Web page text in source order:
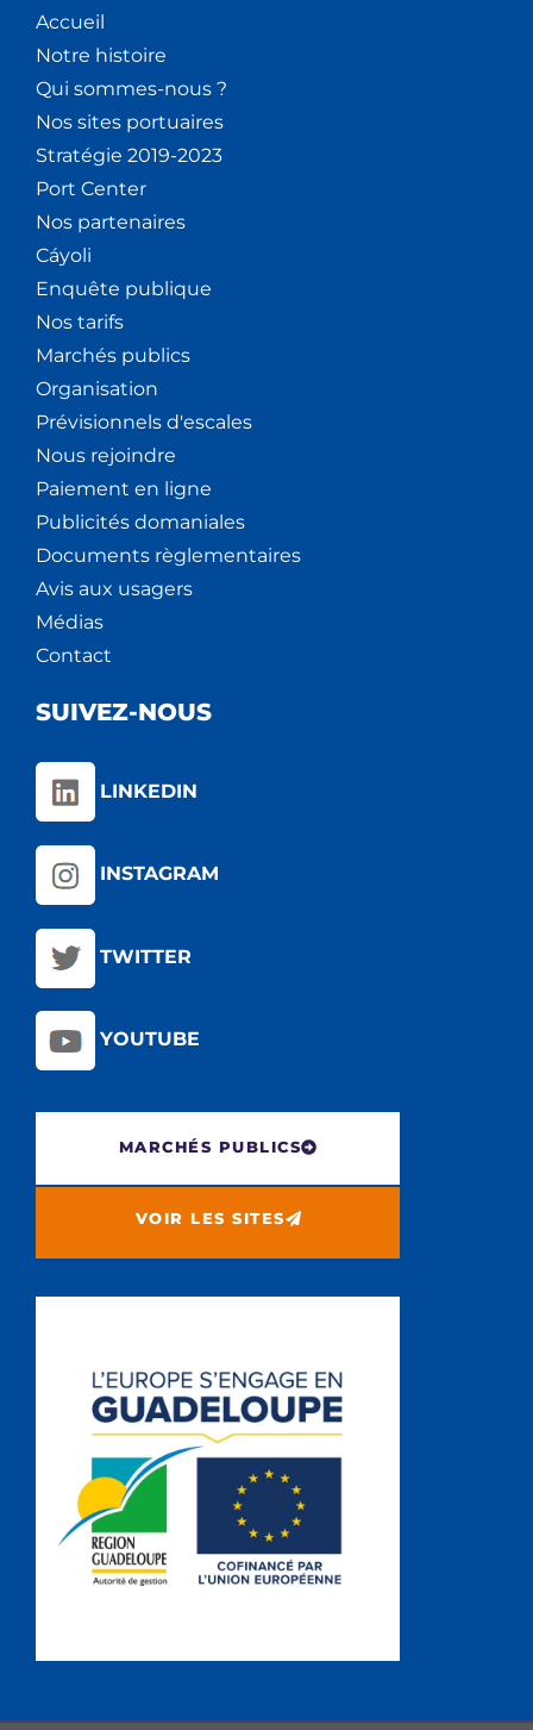
Accueil
Notre histoire
Qui sommes-nous ?
Nos sites portuaires
Stratégie 2019-2023
Port Center
Nos partenaires
Cáyoli
Enquête publique
Nos tarifs
Marchés publics
Organisation
Prévisionnels d'escales
Nous rejoindre
Paiement en ligne
Publicités domaniales
Documents règlementaires
Avis aux usagers
Médias
Contact
SUIVEZ-NOUS
LINKEDIN
INSTAGRAM
TWITTER
YOUTUBE
MARCHÉS PUBLICS
VOIR LES SITES